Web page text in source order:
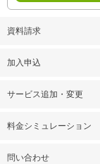
資料請求
加入申込
サービス追加・変更
料金シミュレーション
問い合わせ